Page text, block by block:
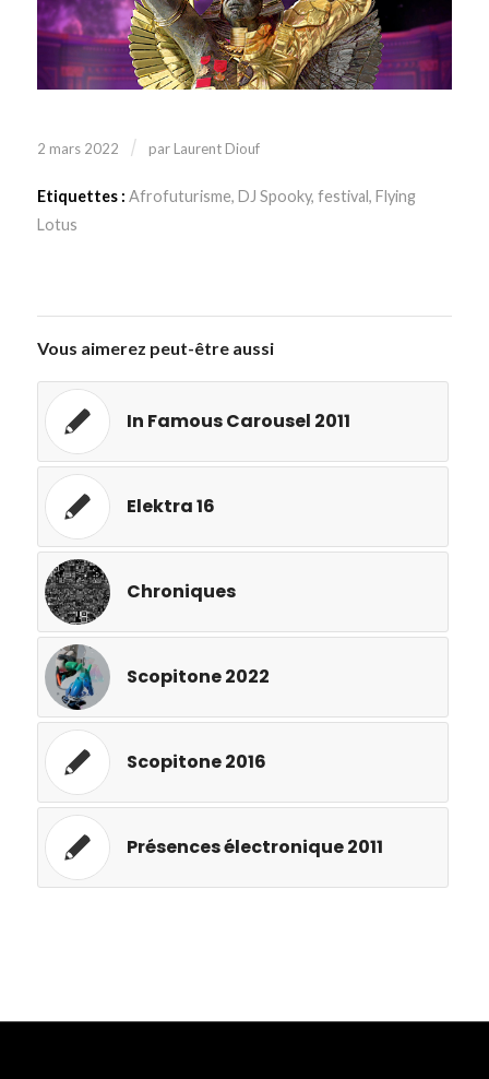
2 mars 2022 / par Laurent Diouf
Etiquettes : Afrofuturisme, DJ Spooky, festival, Flying
Lotus
Vous aimerez peut-être aussi
In Famous Carousel 2011
Elektra 16
Chroniques
Scopitone 2022
Scopitone 2016
Présences électronique 2011